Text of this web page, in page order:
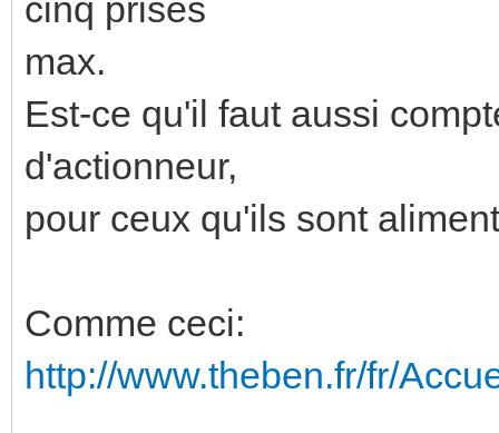
cinq prises
max.
Est-ce qu'il faut aussi
d'actionneur,
pour ceux qu'ils sont
Comme ceci:
http://www.theben.fr/fr/